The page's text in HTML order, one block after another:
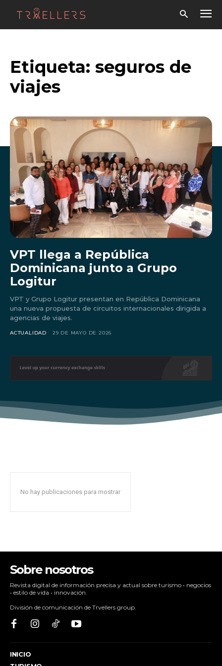
Don't miss
out!
Etiqueta: seguros de
viajes
VPT llega a República
Dominicana junto a Grupo
Logitur
VPT y Grupo Logitur presentan en República Dominicana
una nueva propuesta de circuitos internacionales dirigida a
agencias de viajes.
ACTUALIDAD 29 DE MAYO DE 2026
No hay publicaciones para mostrar
Sobre nosotros
Revista digital de información precisa y actual sobre turismo • negocios
• estilo de vida • innovación.
División de comunicación de Trvellers group.
INICIO